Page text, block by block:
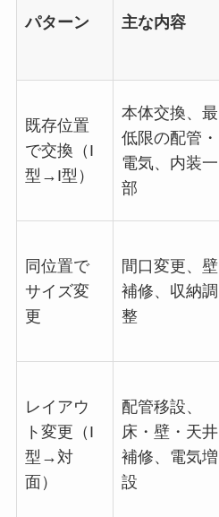
パターン 主な内容
既存位置
で交換（I
型→I型）
本体交換、最
低限の配管・
電気、内装一
部
同位置で
サイズ変
更
間口変更、壁
補修、収納調
整
レイアウ
ト変更（I
型→対
面）
配管移設、
床・壁・天井
補修、電気増
設